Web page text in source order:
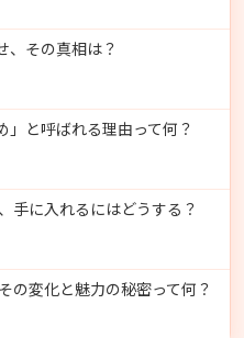
、その真相は？
」と呼ばれる理由って何？
手に入れるにはどうする？
の変化と魅力の秘密って何？